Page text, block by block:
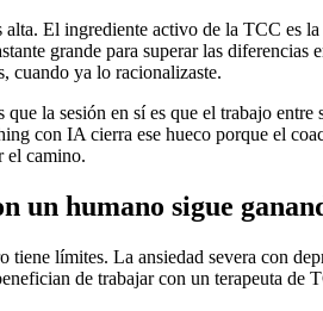
El ingrediente activo de la TCC es
grande para superar las diferencias
cuando ya lo racionalizaste.
la sesión en sí es que el trabajo
con IA cierra ese hueco porque el
el camino.
un humano sigue
tiene límites. La ansiedad severa con
de trabajar con un terapeuta